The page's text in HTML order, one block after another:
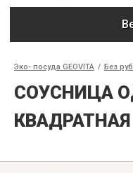
Эко- посуда GEOVITA / Без
СОУСНИЦА
КВАДРАТНАЯ